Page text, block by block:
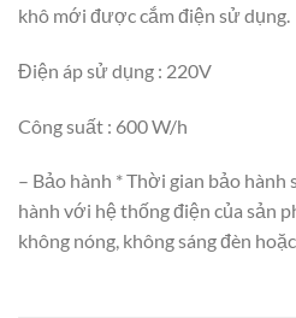
khô mới được cắm điện sử dụng.
Điện áp sử dụng : 220V
Công suất : 600 W/h
– Bảo hành * Thời gian bảo hành
hành với hệ thống điện của sản
không nóng, không sáng đèn